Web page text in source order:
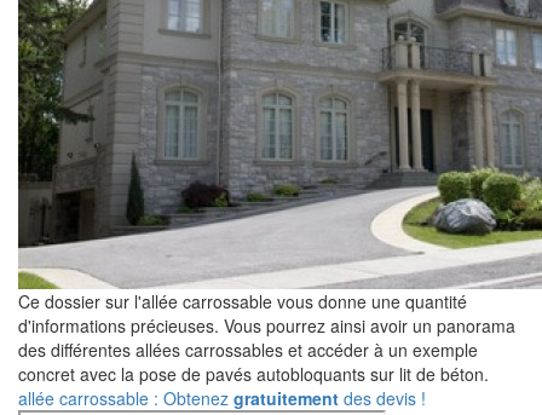
Ce dossier sur l'allée carrossable vous donne une quantité
d'informations précieuses. Vous pourrez ainsi avoir un panorama
des différentes allées carrossables et accéder à un exemple
concret avec la pose de pavés autobloquants sur lit de béton.
allée carrossable : Obtenez gratuitement des devis !